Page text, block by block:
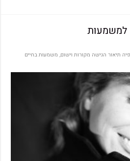
למשמעות
תיאור הגישה מקורות וישום, משמעות בחיים